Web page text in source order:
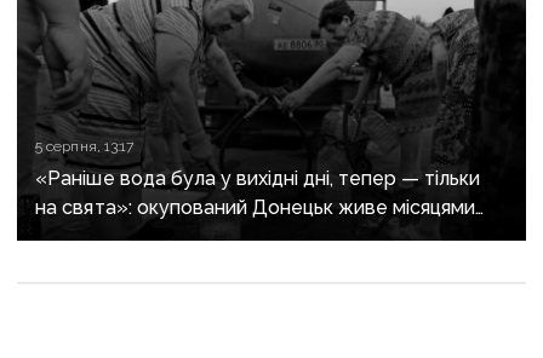
5 серпня, 13:17
«Раніше вода була у вихідні дні, тепер — тільки
на свята»: окупований Донецьк живе місяцями
без води